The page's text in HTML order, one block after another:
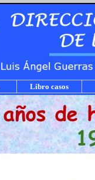
Libro casos